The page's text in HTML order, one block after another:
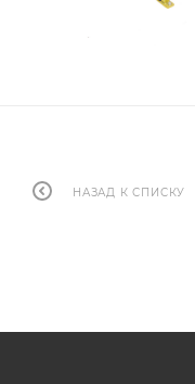
НАЗАД К СПИСКУ